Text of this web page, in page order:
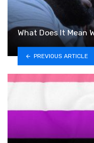
What Does It Mean
PREVIOUS ARTICLE